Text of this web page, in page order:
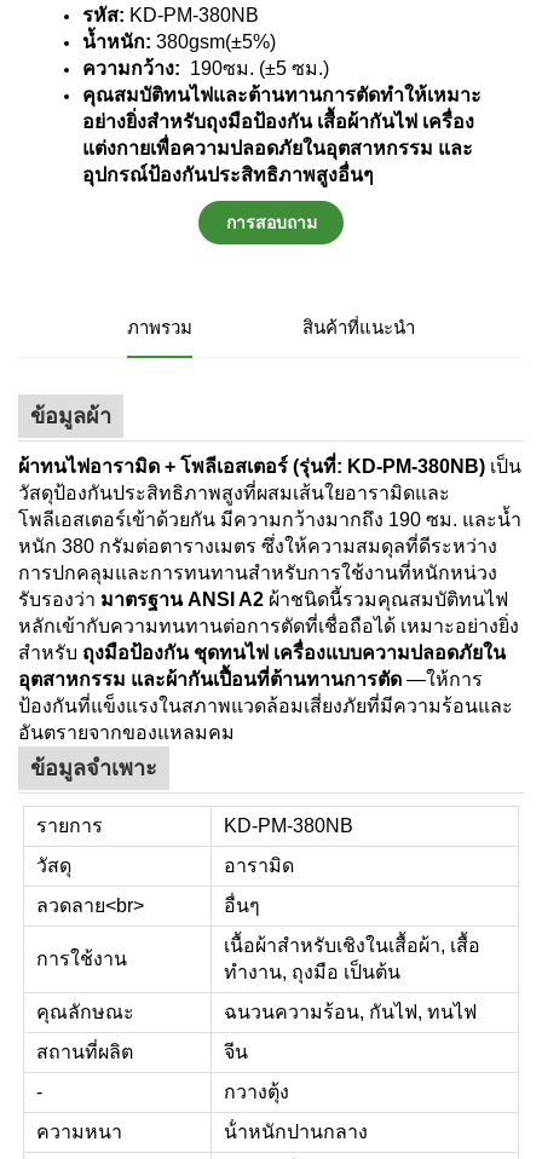
รหัส: KD-PM-380NB
น้ำหนัก: 380gsm(±5%)
ความกว้าง: 190ซม. (±5 ซม.)
คุณสมบัติทนไฟและต้านทานการตัดทำให้เหมาะ
อย่างยิ่งสำหรับถุงมือป้องกัน เสื้อผ้ากันไฟ เครื่อง
แต่งกายเพื่อความปลอดภัยในอุตสาหกรรม และ
อุปกรณ์ป้องกันประสิทธิภาพสูงอื่นๆ
การสอบถาม
ภาพรวม สินค้าที่แนะนำ
ข้อมูลผ้า
ผ้าทนไฟอารามิด + โพลีเอสเตอร์ (รุ่นที่: KD-PM-380NB) เป็น
วัสดุป้องกันประสิทธิภาพสูงที่ผสมเส้นใยอารามิดและ
โพลีเอสเตอร์เข้าด้วยกัน มีความกว้างมากถึง 190 ซม. และน้ำ
หนัก 380 กรัมต่อตารางเมตร ซึ่งให้ความสมดุลที่ดีระหว่าง
การปกคลุมและการทนทานสำหรับการใช้งานที่หนักหน่วง
รับรองว่า มาตรฐาน ANSI A2 ผ้าชนิดนี้รวมคุณสมบัติทนไฟ
หลักเข้ากับความทนทานต่อการตัดที่เชื่อถือได้ เหมาะอย่างยิ่ง
สำหรับ ถุงมือป้องกัน ชุดทนไฟ เครื่องแบบความปลอดภัยใน
อุตสาหกรรม และผ้ากันเปื้อนที่ต้านทานการตัด —ให้การ
ป้องกันที่แข็งแรงในสภาพแวดล้อมเสี่ยงภัยที่มีความร้อนและ
อันตรายจากของแหลมคม
ข้อมูลจำเพาะ
รายการ
KD-PM-380NB
วัสดุ
อารามิด
ลวดลาย<br>
อื่นๆ
การใช้งาน
เนื้อผ้าสำหรับเชิงในเสื้อผ้า, เสื้อ
ทำงาน, ถุงมือ เป็นต้น
คุณลักษณะ
ฉนวนความร้อน, กันไฟ, ทนไฟ
สถานที่ผลิต
จีน
-
กวางตุ้ง
ความหนา
น้ําหนักปานกลาง